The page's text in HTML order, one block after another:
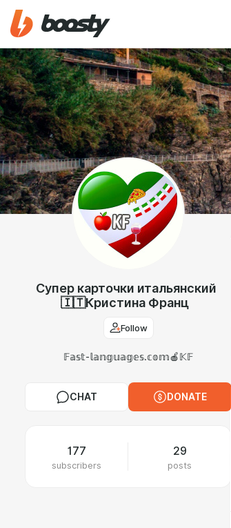
Супер карточки итальянский
🇮🇹Кристина Франц
Follow
𝔽𝕒𝕤𝕥-𝕝𝕒𝕟𝕘𝕦𝕒𝕘𝕖𝕤.𝕔𝕠𝕞🍎𝕂𝔽
CHAT DONATE
177
subscribers
29
posts